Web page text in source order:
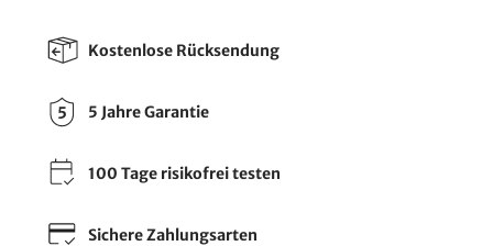
Kostenlose Rücksendung
5 Jahre Garantie
100 Tage risikofrei testen
Sichere Zahlungsarten